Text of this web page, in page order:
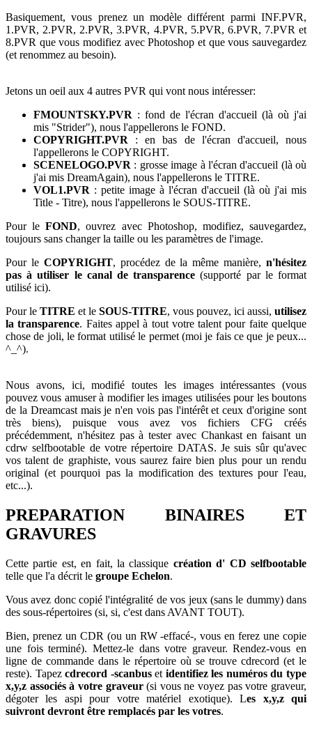
Basiquement, vous prenez un modèle différent parmi INF.PVR,
1.PVR, 2.PVR, 2.PVR, 3.PVR, 4.PVR, 5.PVR, 6.PVR, 7.PVR et
8.PVR que vous modifiez avec Photoshop et que vous sauvegardez
(et renommez au besoin).
Jetons un oeil aux 4 autres PVR qui vont nous intéresser:
FMOUNTSKY.PVR : fond de l'écran d'accueil (là où j'ai
mis "Strider"), nous l'appellerons le FOND.
COPYRIGHT.PVR : en bas de l'écran d'accueil, nous
l'appellerons le COPYRIGHT.
SCENELOGO.PVR : grosse image à l'écran d'accueil (là où
j'ai mis DreamAgain), nous l'appellerons le TITRE.
VOL1.PVR : petite image à l'écran d'accueil (là où j'ai mis
Title - Titre), nous l'appellerons le SOUS-TITRE.
Pour leFOND, ouvrez avec Photoshop, modifiez, sauvegardez,
toujours sans changer la taille ou les paramètres de l'image.
Pour le COPYRIGHT, procédez de la même manière, n'hésitez
pas à utiliser le canal de transparence (supporté par le format
utilisé ici).
Pour le TITRE et le SOUS-TITRE, vous pouvez, ici aussi, utilisez
la transparence. Faites appel à tout votre talent pour faite quelque
chose de joli, le format utilisé le permet (moi je fais ce que je peux...
^_^).
Nous avons, ici, modifié toutes les images intéressantes (vous
pouvez vous amuser à modifier les images utilisées pour les boutons
de la Dreamcast mais je n'en vois pas l'intérêt et ceux d'origine sont
très biens), puisque vous avez vos fichiers CFG créés
précédemment, n'hésitez pas à tester avec Chankast en faisant un
cdrw selfbootable de votre répertoire DATAS. Je suis sûr qu'avec
vos talent de graphiste, vous saurez faire bien plus pour un rendu
original (et pourquoi pas la modification des textures pour l'eau,
etc...).
PREPARATION BINAIRES ET
GRAVURES
Cette partie est, en fait, la classique création d' CD selfbootable
telle que l'a décrit le groupe Echelon.
Vous avez donc copié l'intégralité de vos jeux (sans le dummy) dans
des sous-répertoires (si, si, c'est dans AVANT TOUT).
Bien, prenez un CDR (ou un RW -effacé-, vous en ferez une copie
une fois terminé). Mettez-le dans votre graveur. Rendez-vous en
ligne de commande dans le répertoire où se trouve cdrecord (et le
reste). Tapezcdrecord -scanbuset identifiez les numéros du type
x,y,z associés à votre graveur(si vous ne voyez pas votre graveur,
dégoter les aspi pour votre matériel exotique). Les x,y,z qui
suivront devront être remplacés par les votres.